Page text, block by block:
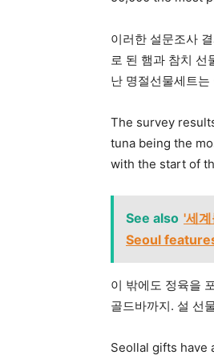
이러한 설문조사
로 된 햄과 참치 선
난 명절선물세트
The survey
tuna being the
with the start of
See also '세
Seoul
이 밖에도 정육을
골드바까지. 설 선
Seollal gifts have